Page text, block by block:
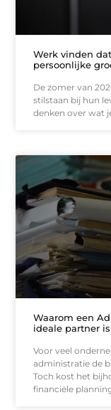
Werk vinden
persoonlijke
De zomer van
stilstaan bij hun
denken over wat
Waarom een
ideale partner
Voor veel
administratie de
Toch kost het
financiële